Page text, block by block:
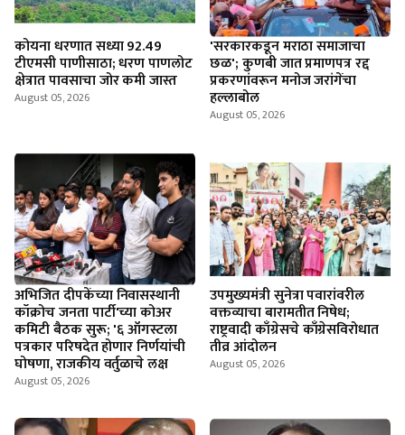
कोयना धरणात सध्या 92.49
टीएमसी पाणीसाठा; धरण पाणलोट
क्षेत्रात पावसाचा जोर कमी जास्त
August 05, 2026
'सरकारकडून मराठा समाजाचा
छळ'; कुणबी जात प्रमाणपत्र रद्द
प्रकरणांवरून मनोज जरांगेंचा
हल्लाबोल
August 05, 2026
अभिजित दीपकेंच्या निवासस्थानी
कॉक्रोच जनता पार्टी'च्या कोअर
कमिटी बैठक सुरू; '६ ऑगस्टला
पत्रकार परिषदेत होणार निर्णयांची
घोषणा, राजकीय वर्तुळाचे लक्ष
August 05, 2026
उपमुख्यमंत्री सुनेत्रा पवारांवरील
वक्तव्याचा बारामतीत निषेध;
राष्ट्रवादी काँग्रेसचे काँग्रेसविरोधात
तीव्र आंदोलन
August 05, 2026